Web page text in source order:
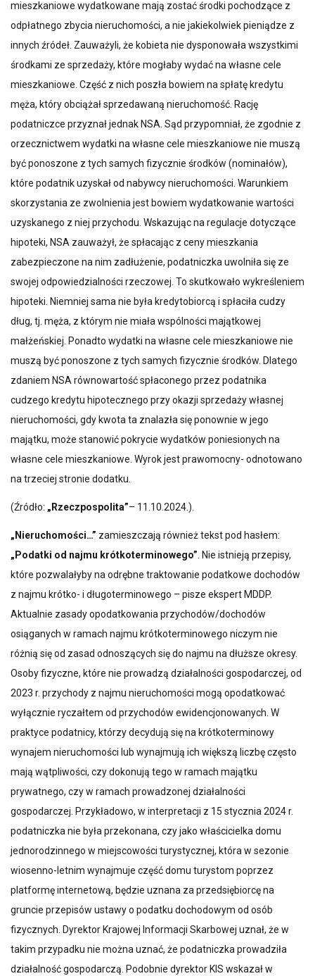
mieszkaniowe wydatkowane mają zostać środki pochodzące z
odpłatnego zbycia nieruchomości, a nie jakiekolwiek pieniądze z
innych źródeł. Zauważyli, że kobieta nie dysponowała wszystkimi
środkami ze sprzedaży, które mogłaby wydać na własne cele
mieszkaniowe. Część z nich poszła bowiem na spłatę kredytu
męża, który obciążał sprzedawaną nieruchomość. Rację
podatniczce przyznał jednak NSA. Sąd przypomniał, że zgodnie z
orzecznictwem wydatki na własne cele mieszkaniowe nie muszą
być ponoszone z tych samych fizycznie środków (nominałów),
które podatnik uzyskał od nabywcy nieruchomości. Warunkiem
skorzystania ze zwolnienia jest bowiem wydatkowanie wartości
uzyskanego z niej przychodu. Wskazując na regulacje dotyczące
hipoteki, NSA zauważył, że spłacając z ceny mieszkania
zabezpieczone na nim zadłużenie, podatniczka uwolniła się ze
swojej odpowiedzialności rzeczowej. To skutkowało wykreśleniem
hipoteki. Niemniej sama nie była kredytobiorcą i spłaciła cudzy
dług, tj. męża, z którym nie miała wspólności majątkowej
małżeńskiej. Ponadto wydatki na własne cele mieszkaniowe nie
muszą być ponoszone z tych samych fizycznie środków. Dlatego
zdaniem NSA równowartość spłaconego przez podatnika
cudzego kredytu hipotecznego przy okazji sprzedaży własnej
nieruchomości, gdy kwota ta znalazła się ponownie w jego
majątku, może stanowić pokrycie wydatków poniesionych na
własne cele mieszkaniowe. Wyrok jest prawomocny- odnotowano
na trzeciej stronie dodatku.
(Źródło: „Rzeczpospolita”– 11.10.2024.).
„Nieruchomości…” zamieszczają również tekst pod hasłem:
„Podatki od najmu krótkoterminowego” . Nie istnieją przepisy,
które pozwalałyby na odrębne traktowanie podatkowe dochodów
z najmu krótko- i długoterminowego – pisze ekspert MDDP.
Aktualnie zasady opodatkowania przychodów/dochodów
osiąganych w ramach najmu krótkoterminowego niczym nie
różnią się od zasad odnoszących się do najmu na dłuższe okresy.
Osoby fizyczne, które nie prowadzą działalności gospodarczej, od
2023 r. przychody z najmu nieruchomości mogą opodatkować
wyłącznie ryczałtem od przychodów ewidencjonowanych. W
praktyce podatnicy, którzy decydują się na krótkoterminowy
wynajem nieruchomości lub wynajmują ich większą liczbę często
mają wątpliwości, czy dokonują tego w ramach majątku
prywatnego, czy w ramach prowadzonej działalności
gospodarczej. Przykładowo, w interpretacji z 15 stycznia 2024 r.
podatniczka nie była przekonana, czy jako właścicielka domu
jednorodzinnego w miejscowości turystycznej, która w sezonie
wiosenno-letnim wynajmuje część domu turystom poprzez
platformę internetową, będzie uznana za przedsiębiorcę na
gruncie przepisów ustawy o podatku dochodowym od osób
fizycznych. Dyrektor Krajowej Informacji Skarbowej uznał, że w
takim przypadku nie można uznać, że podatniczka prowadziła
działalność gospodarczą. Podobnie dyrektor KIS wskazał w